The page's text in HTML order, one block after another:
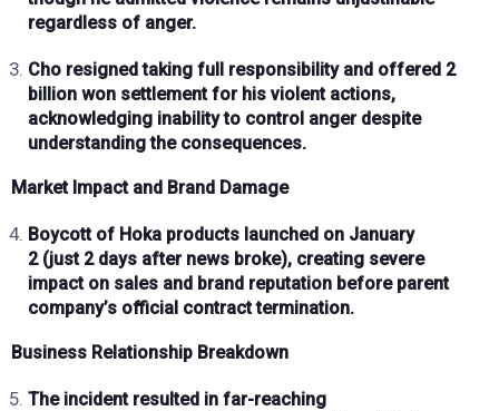
regardless of anger.
Cho resigned taking full responsibilityand offered 2
billion won settlementfor his violent actions,
acknowledging inability to control angerdespite
understanding the consequences.
Market Impact and Brand Damage
Boycottof Hoka products launched on January
2(just 2 days after news broke), creating severe
impacton sales and brand reputation before parent
company’s official contract termination.
Business Relationship Breakdown
The incident resulted in far-reaching